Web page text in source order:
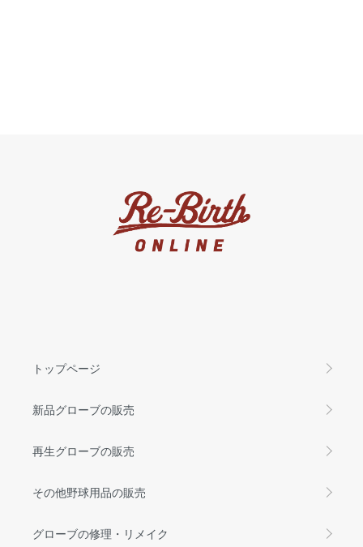
トップページ
新品グローブの販売
再生グローブの販売
その他野球用品の販売
グローブの修理・リメイク